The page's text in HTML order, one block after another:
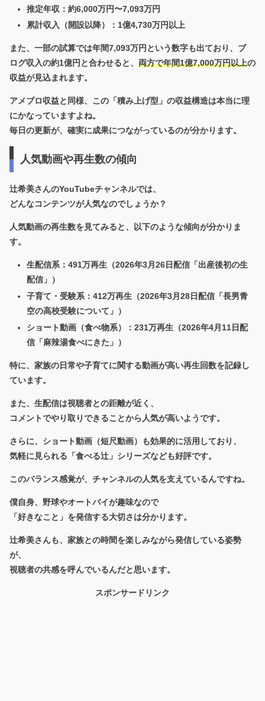
推定年収：約6,000万円〜7,093万円
累計収入（開設以降）：1億4,730万円以上
また、一部の試算では年間7,093万円 という数字も出ており、ブ
ログ収入の約1億円と合わせると、 両方で年間1億7,000万円以上の
収益が見込まれます。
アメブロ収益と同様、この「積み上げ型」の収益構造は本当に理
にかなっていますよね。
毎日の更新が、確実に成果につながっているのが分かります。
人気動画や再生数の傾向
辻希美さんのYouTubeチャンネルでは、
どんなコンテンツが人気なのでしょうか？
人気動画の再生数を見てみると、以下のような傾向が分かりま
す。
生配信系：491万再生（2026年3月26日配信「出産後初の生
配信」）
子育て・受験系：412万再生（2026年3月28日配信「長男青
空の高校受験について」）
ショート動画（食べ物系）
：231万再生（2026年4月11日配
信「麻辣湯食べにきた」）
特に、 家族の日常や子育てに関する動画が高い再生回数を記録し
ています。
また、生配信は視聴者との距離が近く、
コメントでやり取りできることから人気が高いようです。
さらに、ショート動画（短尺動画）も効果的に活用しており、
気軽に見られる「食べる辻」シリーズなども好評です。
このバランス感覚が、チャンネルの人気を支えているんですね。
僕自身、野球やオートバイが趣味なので
「好きなこと」を発信する大切さは分かります。
辻希美さんも、家族との時間を楽しみながら発信している姿勢
が、
視聴者の共感を呼んでいるんだと思います。
スポンサードリンク